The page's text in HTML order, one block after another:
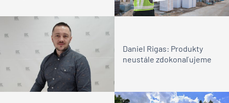
Daniel Rigas: Produkty
neustále zdokonaľujeme